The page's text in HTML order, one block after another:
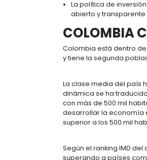
De interés:
Colombia ha
inversión y
factores
futuro.
En marzo de
generando